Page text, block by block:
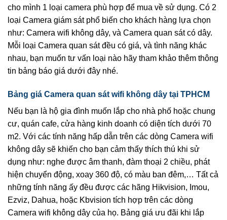
cho mình 1 loại camera phù hợp để mua về sử dụng. Có 2
loại Camera giám sát phổ biến cho khách hàng lựa chọn
như: Camera wifi không dây, và Camera quan sát có dây.
Mỗi loại Camera quan sát đều có giá, và tình năng khác
nhau, bạn muốn tư vấn loại nào hãy tham khảo thêm thông
tin bảng báo giá dưới đây nhé.
Bảng giá Camera quan sát wifi không dây tại TPHCM
Nếu bạn là hộ gia đình muốn lắp cho nhà phố hoặc chung
cư, quán cafe, cửa hàng kinh doanh có diện tích dưới 70
m2. Với các tính năng hấp dẫn trên các dòng Camera wifi
không dây sẽ khiến cho bạn cảm thấy thích thú khi sử
dụng như: nghe được âm thanh, đàm thoại 2 chiều, phát
hiện chuyển động, xoay 360 độ, có màu ban đêm,… Tất cả
những tính năng ấy đều được các hãng Hikvision, Imou,
Ezviz, Dahua, hoặc Kbvision tích hợp trên các dòng
Camera wifi không dây của họ. Bảng giá ưu đãi khi lắp